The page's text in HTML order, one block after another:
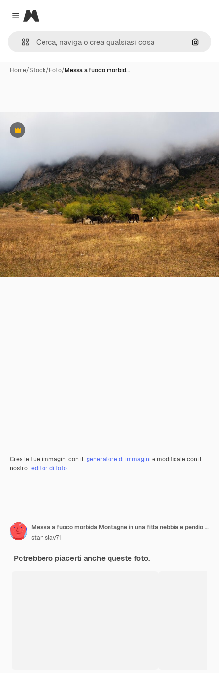
Close menu
Magnific
Cerca
Home/Stock/Foto/Messa a fuoco morbid…
Premium
Crea le tue immagini con il generatore di immagini e modificale con il
nostro editor di foto.
Messa a fuoco morbida Montagne in una fitta nebbia e pendio soleggiato Paesaggio mistico con bellissime rocce taglienti in nuvole basse Splendido scenario nebbioso di montagna sul bordo dell'abisso con pietre taglienti
stanislav71
Potrebbero piacerti anche queste foto.